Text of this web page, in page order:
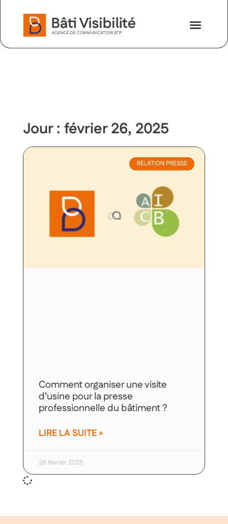
Jour : février 26, 2025
RELATION PRESSE
Comment organiser une visite
d’usine pour la presse
professionnelle du bâtiment ?
LIRE LA SUITE »
26 février 2025